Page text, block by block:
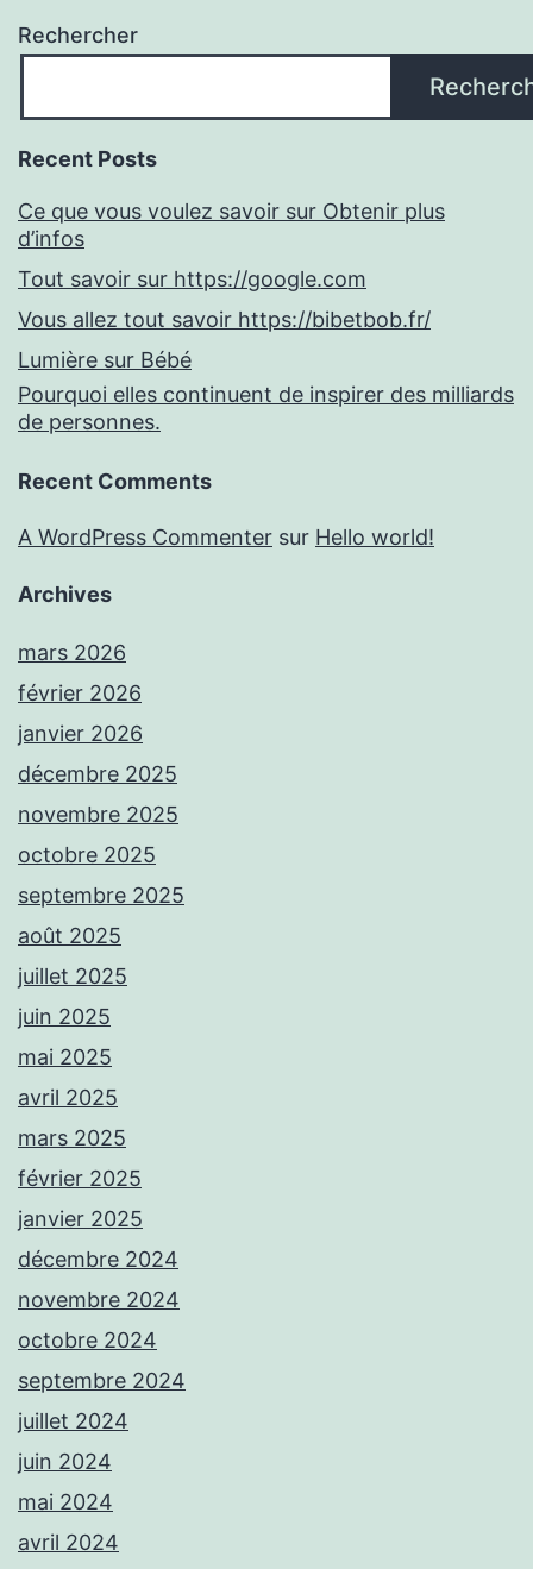
Rechercher
Recent Posts
Ce que vous voulez savoir sur Obtenir plus
d’infos
Tout savoir sur https://google.com
Vous allez tout savoir https://bibetbob.fr/
Lumière sur Bébé
Pourquoi elles continuent de inspirer des milliards
de personnes.
Recent Comments
A WordPress Commenter sur Hello world!
Archives
mars 2026
février 2026
janvier 2026
décembre 2025
novembre 2025
octobre 2025
septembre 2025
août 2025
juillet 2025
juin 2025
mai 2025
avril 2025
mars 2025
février 2025
janvier 2025
décembre 2024
novembre 2024
octobre 2024
septembre 2024
juillet 2024
juin 2024
mai 2024
avril 2024